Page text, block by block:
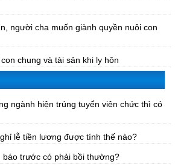
người cha muốn giành quyền nuôi con
chung và tài sản khi ly hôn
ngành hiện trúng tuyển viên chức thì có
lễ tiền lương được tính thế nào?
báo trước có phải bồi thường?